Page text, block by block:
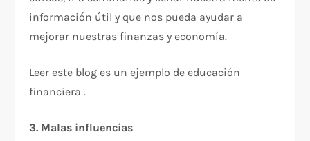
información útil y que nos pueda ayudar a
mejorar nuestras finanzas y economía.
Leer este blog es un ejemplo de educación
financiera .
3. Malas influencias